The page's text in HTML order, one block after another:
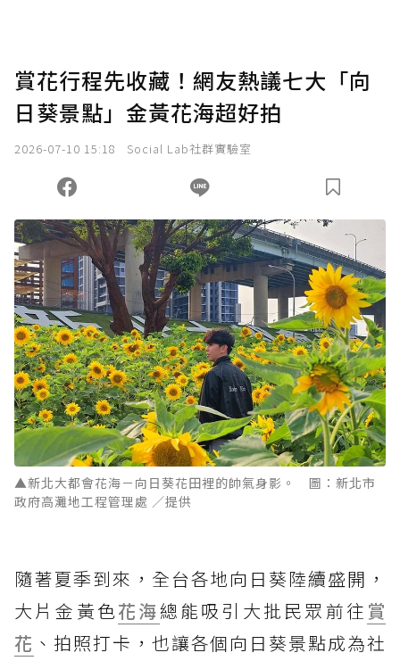
賞花行程先收藏！網友熱議七大「向
日葵景點」金黃花海超好拍
2026-07-10 15:18 Social Lab社群實驗室
▲新北大都會花海－向日葵花田裡的帥氣身影。 圖：新北市
政府高灘地工程管理處 ／提供
隨著夏季到來，全台各地向日葵陸續盛開，
大片金黃色花海總能吸引大批民眾前往 賞
花 、拍照打卡，也讓各個向日葵景點成為社